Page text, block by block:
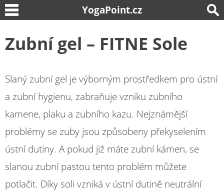
YogaPoint.cz
Zubní gel – FITNE Sole
Slaný zubní gel je výborným prostředkem pro ústní
a zubní hygienu, zabraňuje vzniku zubního
kamene, plaku a zubního kazu. Nejznámější
problémy se zuby jsou způsobeny překyselením
ústní dutiny. A pokud již máte zubní kámen, se
slanou zubní pastou tento problém můžete
potlačit. Díky soli vzniká v ústní dutině neutrální